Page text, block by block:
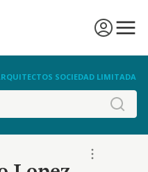
SOCIEDAD LIMITADA